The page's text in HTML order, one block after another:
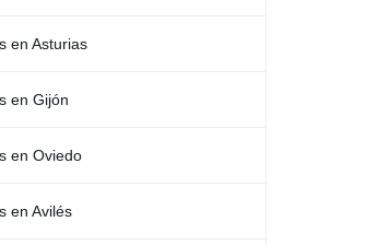
en Asturias
en Gijón
en Oviedo
en Avilés